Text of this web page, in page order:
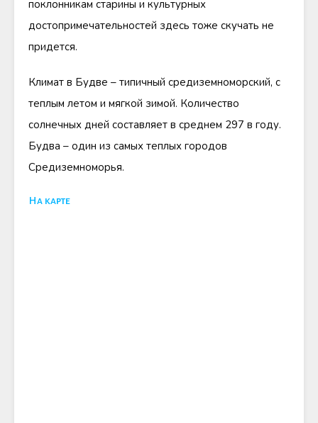
поклонникам старины и культурных
достопримечательностей здесь тоже скучать не
придется.
Климат в Будве – типичный средиземноморский, с
теплым летом и мягкой зимой. Количество
солнечных дней составляет в среднем 297 в году.
Будва – один из самых теплых городов
Средиземноморья.
На карте